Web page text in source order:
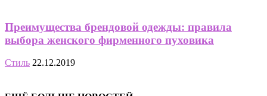
Преимущества брендовой одежды: правила
выбора женского фирменного пуховика
Стиль 22.12.2019